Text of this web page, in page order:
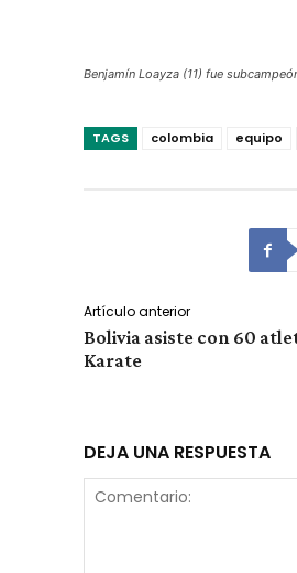
Benjamín Loayza (11) fue
TAGS colombia equipo
Artículo anterior
Bolivia asiste con 60
Karate
DEJA UNA RESPUESTA